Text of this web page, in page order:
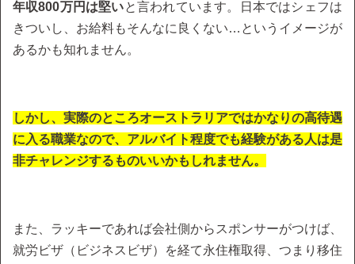
年収800万円は堅いと言われています。日本ではシェフは
きついし、お給料もそんなに良くない…というイメージが
あるかも知れません。
しかし、実際のところオーストラリアではかなりの高待遇
に入る職業なので、アルバイト程度でも経験がある人は是
非チャレンジするものいいかもしれません。
また、ラッキーであれば会社側からスポンサーがつけば、
就労ビザ（ビジネスビザ）を経て永住権取得、つまり移住